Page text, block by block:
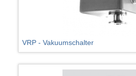
VRP - Vakuumschalter